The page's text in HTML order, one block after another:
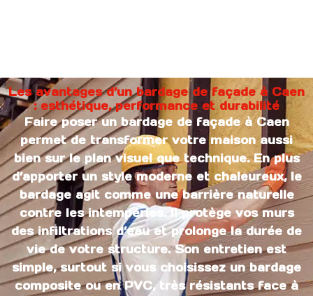
Les avantages d’un bardage de façade à Caen
: esthétique, performance et durabilité
Faire poser un bardage de façade à Caen
permet de transformer votre maison aussi
bien sur le plan visuel que technique. En plus
d’apporter un style moderne et chaleureux, le
bardage agit comme une barrière naturelle
contre les intempéries. Il protège vos murs
des infiltrations d’eau et prolonge la durée de
vie de votre structure. Son entretien est
simple, surtout si vous choisissez un bardage
composite ou en PVC, très résistants face à